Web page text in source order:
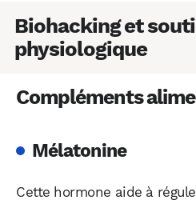
Biohacking et
physiologique
Compléments
Mélatonine
Cette hormone aide à